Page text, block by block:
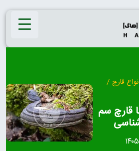
قارچ /
قارچ سم
۲۶